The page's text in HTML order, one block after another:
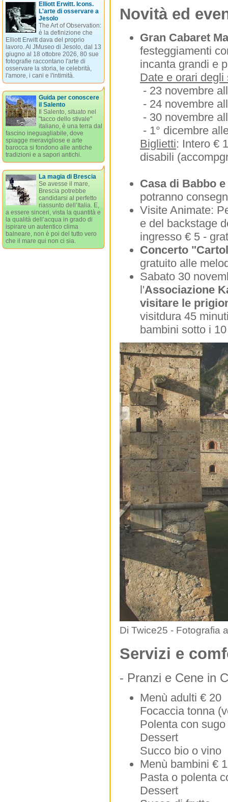
Novità ed
Gran Cabaret
festeggiamenti
incanta grandi e
Date e orari degli
- 23 novembre
- 24 novembre
- 30 novembre
- 1° dicembre
Biglietti: Intero €
disabili
Casa di Babbo
potranno
Visite Animate:
e del backstage
ingresso € 5 -
Concerto
gratuito alle
Sabato 30
l'Associazione
visitare le
visitdura 45
bambini sotto i
Di Twice25 - Fotografia
Servizi e
- Pranzi e Cene in
Menù adulti € 20
Focaccia tonna
Polenta con
Dessert
Succo bio o vino
Menù bambini €
Pasta o polenta
Dessert
Elliott Erwitt. Icons.
L'arte di osservare a
Jesolo
The Art of Observation:
è la definizione che
Elliott Erwitt dava del proprio
lavoro. Al JMuseo di Jesolo, dal 13
giugno al 18 ottobre 2026, 80 sue
fotografie raccontano l'arte di
osservare la storia, le celebrità,
l'amore, i cani e l'intimità.
Guida per conoscere
il Salento
Il Salento, situato nel
"tacco dello stivale"
italiano, è una terra dal
fascino ineguagliabile, dove
spiagge meravigliose e arte
barocca si fondono alle antiche
tradizioni e a sapori antichi.
La magia di Brescia
Se avesse il mare,
Brescia potrebbe
candidarsi al perfetto
riassunto dell’Italia. E,
a essere sinceri, vista la quantità e
la qualità dell’acqua in grado di
ispirare un autentico clima
balneare, non è poi del tutto vero
che il mare qui non ci sia.